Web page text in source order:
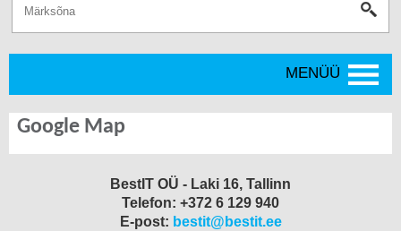
MENÜÜ
Google Map
BestIT OÜ - Laki 16, Tallinn
Telefon: +372 6 129 940
E-post: bestit@bestit.ee